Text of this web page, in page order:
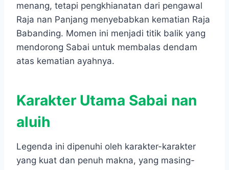
menang, tetapi pengkhianatan dari pengawal
Raja nan Panjang menyebabkan kematian Raja
Babanding. Momen ini menjadi titik balik yang
mendorong Sabai untuk membalas dendam
atas kematian ayahnya.
Karakter Utama Sabai nan
aluih
Legenda ini dipenuhi oleh karakter-karakter
yang kuat dan penuh makna, yang masing-